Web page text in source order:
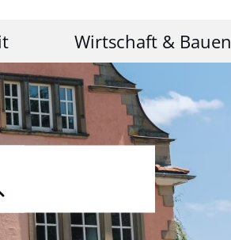
Wirtschaft & Bauen